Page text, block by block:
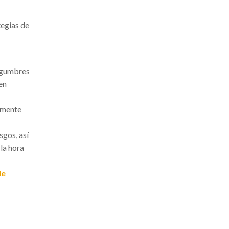
de
así
hora